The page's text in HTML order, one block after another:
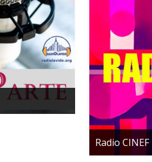
Radio CINEF